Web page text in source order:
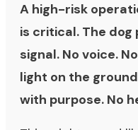
A high-risk
is critical. The dog
signal. No voice.
light on the
with purpose. No